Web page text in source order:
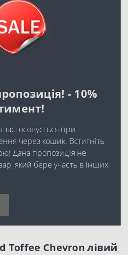
- 10%
при
через кошик. Встигніть
Дана пропозиція не
який бере участь в інших
Toffee Chevron лівий